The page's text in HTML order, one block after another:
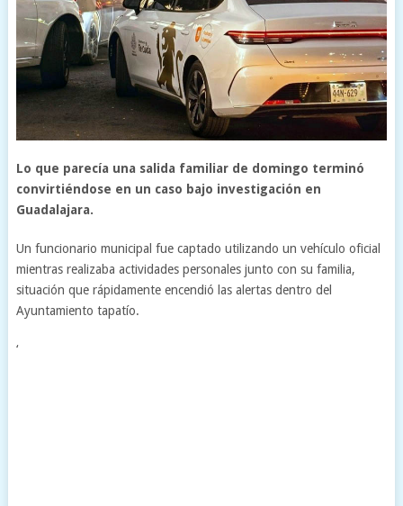
Lo que parecía una salida familiar de domingo terminó
convirtiéndose en un caso bajo investigación en
Guadalajara.
Un funcionario municipal fue captado utilizando un vehículo oficial
mientras realizaba actividades personales junto con su familia,
situación que rápidamente encendió las alertas dentro del
Ayuntamiento tapatío.
‘